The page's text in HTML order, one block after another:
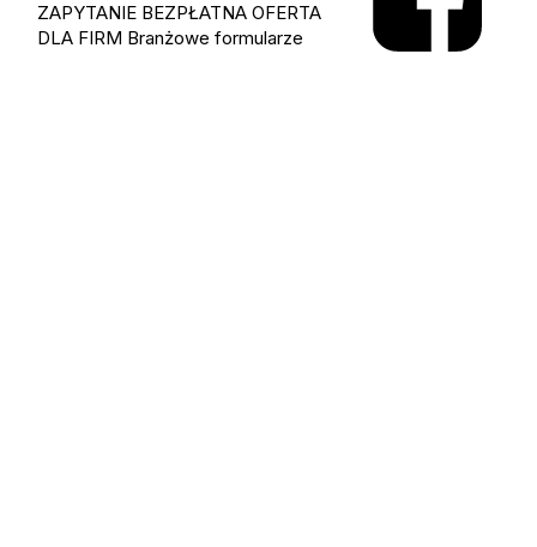
ZAPYTANIE BEZPŁATNA OFERTA
DLA FIRM Branżowe formularze